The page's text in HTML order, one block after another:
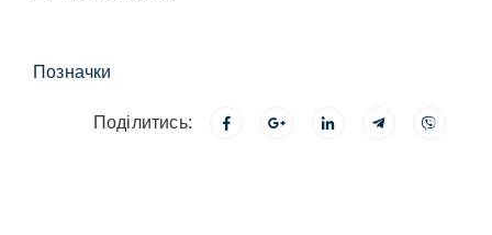
Позначки
Поділитись: